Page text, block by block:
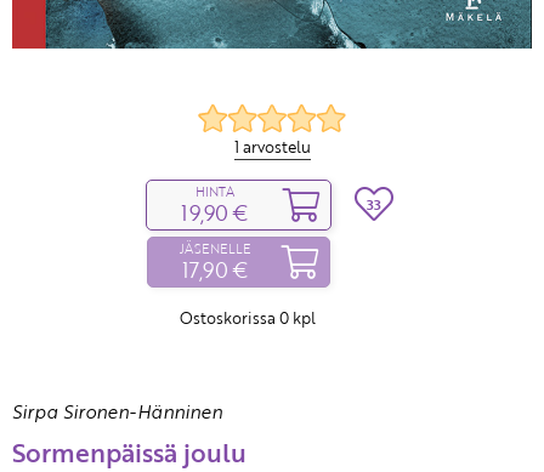
1 arvostelu
HINTA
19,90 €
JÄSENELLE
17,90 €
Ostoskorissa 0 kpl
33
Sirpa Sironen-Hänninen
Sormenpäissä joulu